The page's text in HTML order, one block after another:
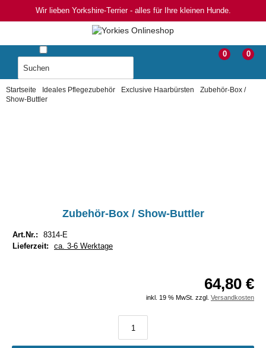
Wir lieben Yorkshire-Terrier - alles für Ihre kleinen Hunde.
0
0
Startseite Ideales Pflegezubehör Exclusive Haarbürsten
Zubehör-Box /
Show-Buttler
Zubehör-Box / Show-Buttler
Art.Nr.:
8314-E
Lieferzeit:
ca. 3-6 Werktage
64,80 €
inkl. 19 % MwSt. zzgl. Versandkosten